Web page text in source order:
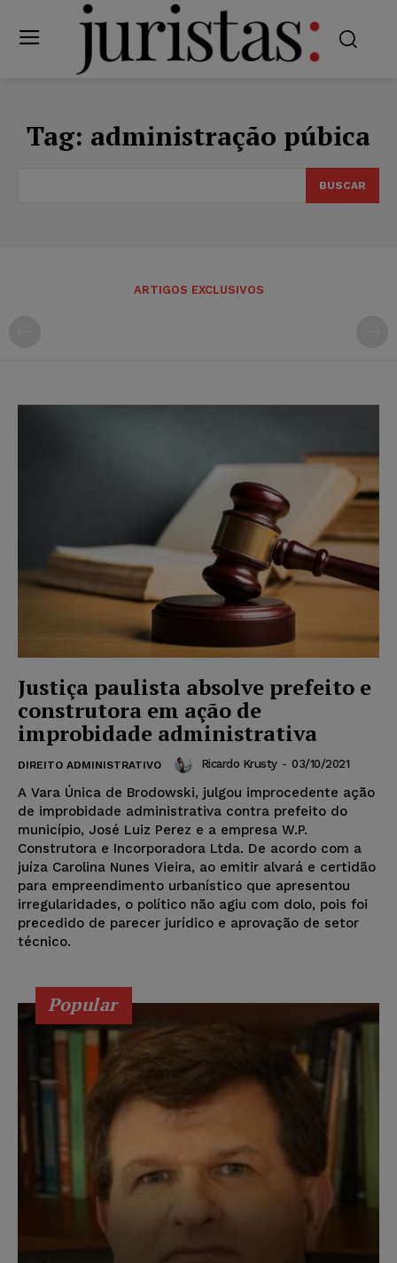
Tag: administração púbica
BUSCAR
ARTIGOS EXCLUSIVOS
Justiça paulista absolve prefeito e
construtora em ação de
improbidade administrativa
DIREITO ADMINISTRATIVO Ricardo Krusty - 03/10/2021
A Vara Única de Brodowski, julgou improcedente ação
de improbidade administrativa contra prefeito do
município, José Luiz Perez e a empresa W.P.
Construtora e Incorporadora Ltda. De acordo com a
juíza Carolina Nunes Vieira, ao emitir alvará e certidão
para empreendimento urbanístico que apresentou
irregularidades, o político não agiu com dolo, pois foi
precedido de parecer jurídico e aprovação de setor
técnico.
Popular